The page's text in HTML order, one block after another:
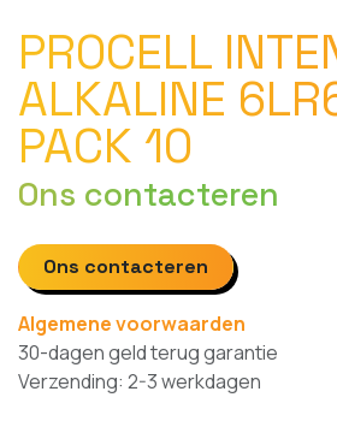
PROCELL
ALKALINE
PACK 10
Ons contacteren
Ons contacteren
Algemene voorwaarden
30-dagen geld terug garantie
Verzending: 2-3 werkdagen